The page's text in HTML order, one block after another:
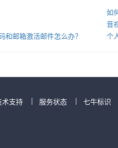
如
音
和邮箱激活邮件怎么办？ 个
术支持 服务状态 七牛标识